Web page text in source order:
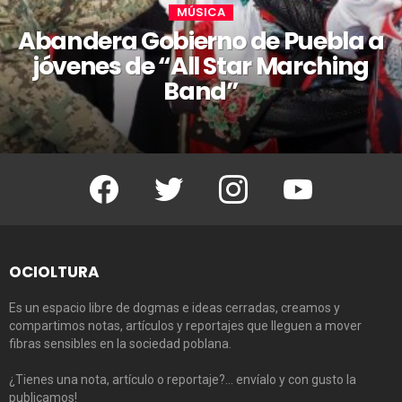
MÚSICA
Abandera Gobierno de Puebla a
jóvenes de “All Star Marching
Band”
Facebook Twitter Instagram Youtube
OCIOLTURA
Es un espacio libre de dogmas e ideas cerradas, creamos y
compartimos notas, artículos y reportajes que lleguen a mover
fibras sensibles en la sociedad poblana.
¿Tienes una nota, artículo o reportaje?… envíalo y con gusto la
publicamos!